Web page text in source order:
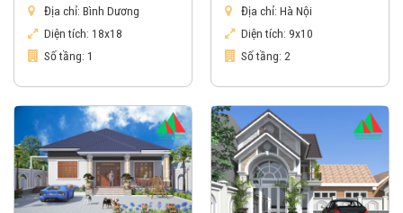
Địa chỉ: Bình Dương
Diện tích: 18x18
Số tầng: 1
Địa chỉ: Hà Nội
Diện tích: 9x10
Số tầng: 2